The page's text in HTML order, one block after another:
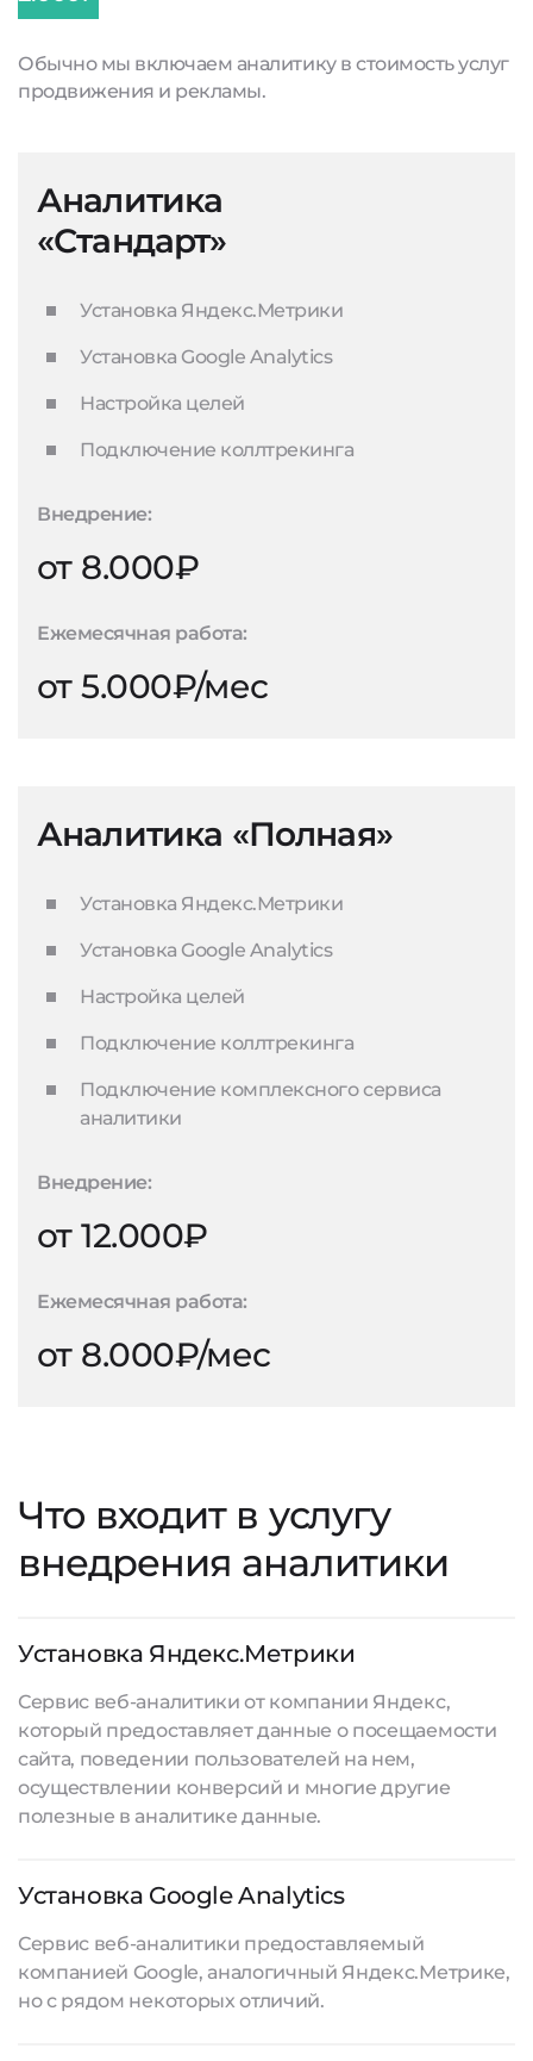
Обычно мы включаем аналитику в стоимость услуг
продвижения и рекламы.
Аналитика
«Стандарт»
Установка Яндекс.Метрики
Установка Google Analytics
Настройка целей
Подключение коллтрекинга
Внедрение:
от 8.000₽
Ежемесячная работа:
от 5.000₽/мес
Аналитика «Полная»
Установка Яндекс.Метрики
Установка Google Analytics
Настройка целей
Подключение коллтрекинга
Подключение комплексного сервиса
аналитики
Внедрение:
от 12.000₽
Ежемесячная работа:
от 8.000₽/мес
Что входит в услугу
внедрения аналитики
Установка Яндекс.Метрики
Сервис веб-аналитики от компании Яндекс,
который предоставляет данные о посещаемости
сайта, поведении пользователей на нем,
осуществлении конверсий и многие другие
полезные в аналитике данные.
Установка Google Analytics
Сервис веб-аналитики предоставляемый
компанией Google, аналогичный Яндекс.Метрике,
но с рядом некоторых отличий.